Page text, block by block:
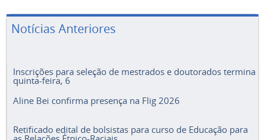
Notícias Anteriores
Inscrições para seleção de mestrados e doutorados termina
quinta-feira, 6
Aline Bei confirma presença na Flig 2026
Retificado edital de bolsistas para curso de Educação para